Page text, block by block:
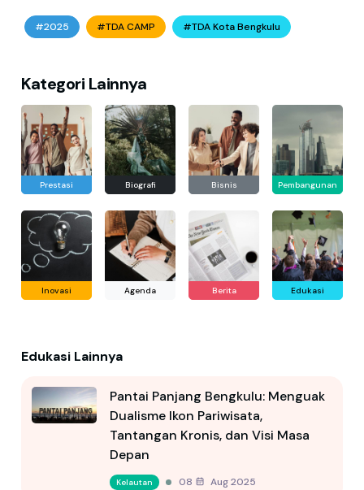
#2025 #TDA CAMP #TDA Kota Bengkulu
Kategori Lainnya
Prestasi Biografi Bisnis Pembangunan
Inovasi Agenda Berita Edukasi
Edukasi Lainnya
Pantai Panjang Bengkulu: Menguak
Dualisme Ikon Pariwisata,
Tantangan Kronis, dan Visi Masa
Depan
Kelautan 08 Aug 2025